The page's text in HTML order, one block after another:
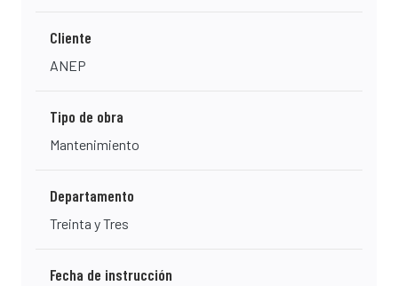
Cliente
ANEP
Tipo de obra
Mantenimiento
Departamento
Treinta y Tres
Fecha de instrucción